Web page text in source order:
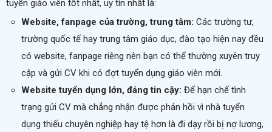
tuyển giáo viên tốt nhất, uy tín nhất là:
Website, fanpage của trường, trung tâm: Các trường tư,
trường quốc tế hay trung tâm giáo dục, đào tạo hiện nay đều
có website, fanpage riêng nên bạn có thể thường xuyên truy
cập và gửi CV khi có đợt tuyển dụng giáo viên mới.
Website tuyển dụng lớn, đáng tin cậy: Để hạn chế tình
trạng gửi CV mà chẳng nhận được phản hồi vì nhà tuyển
dụng thiếu chuyên nghiệp hay tệ hơn là đi dạy rồi bị nợ lương,